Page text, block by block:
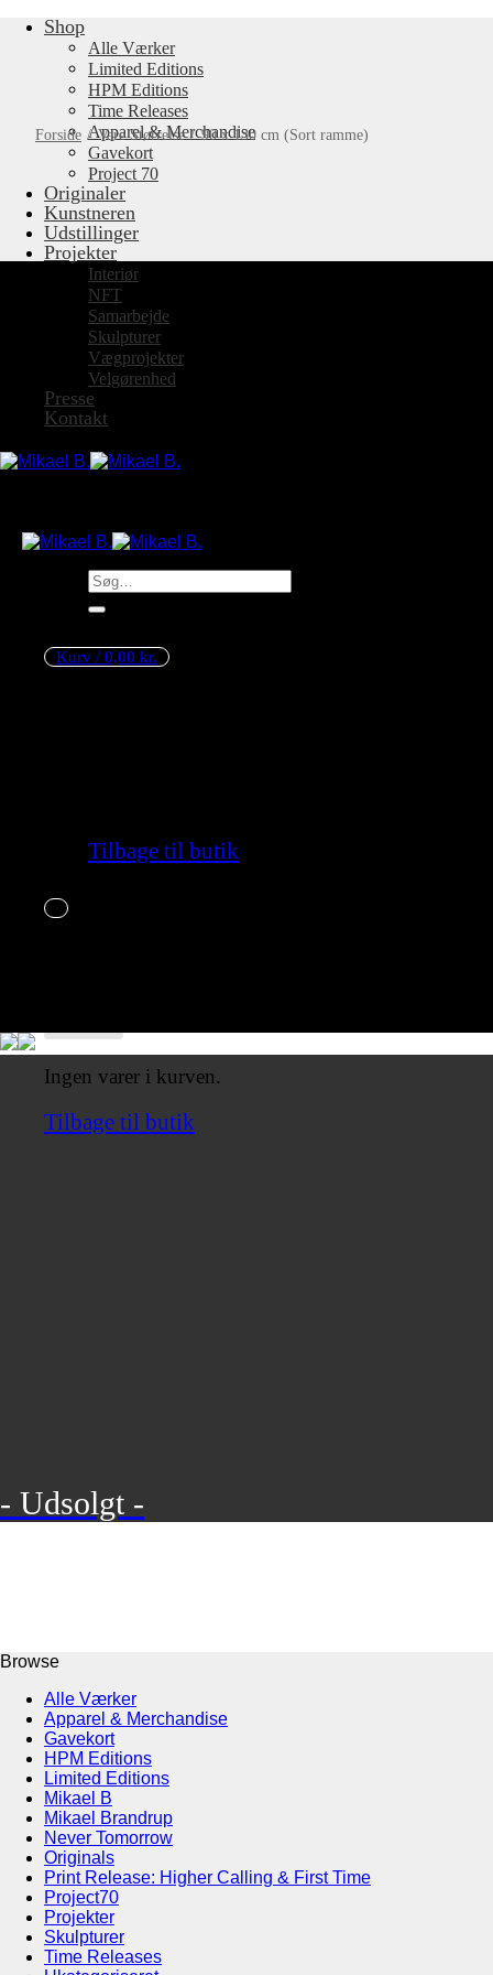
FortsætShop
Alle Værker
Limited Editions
HPM Editions
Time Releases
Apparel & Merchandise
Gavekort
Project 70
Originaler
Kunstneren
Udstillinger
Projekter
Interiør
NFT
Samarbejde
Skulpturer
Vægprojekter
Velgørenhed
Presse
Kontakt
Søg
efter:
Kurv / 0,00 kr.
Tilbage til butik
Ingen varer i kurven.
Tilbage til butik
Forside /Vare Størrelse/90 x 130 cm (Sort ramme)
- Udsolgt -
Browse
Alle Værker
Apparel & Merchandise
Gavekort
HPM Editions
Limited Editions
Mikael B
Mikael Brandrup
Never Tomorrow
Originals
Print Release: Higher Calling & First Time
Project70
Projekter
Skulpturer
Time Releases